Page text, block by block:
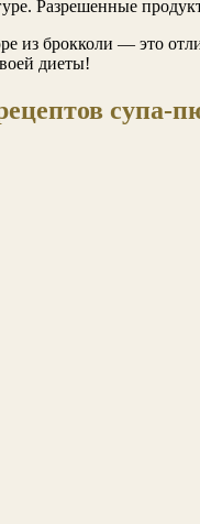
Разрешенные
из брокколи — это
диеты!
супа-